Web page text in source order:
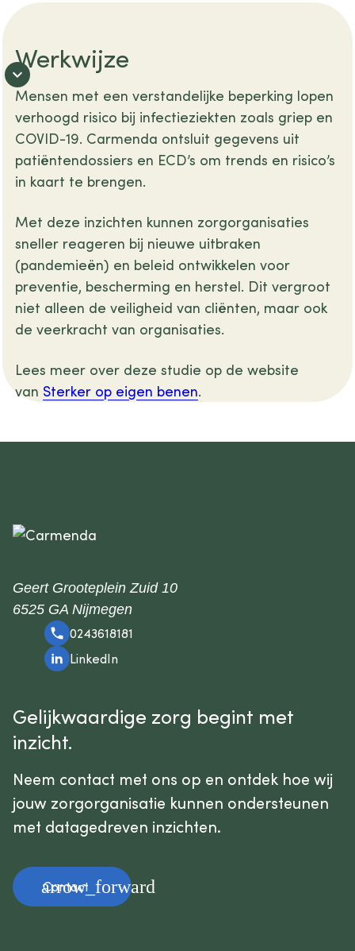
Werkwijze
Mensen met een verstandelijke beperking lopen
verhoogd risico bij infectieziekten zoals griep en
COVID-19. Carmenda ontsluit gegevens uit
patiëntendossiers en ECD’s om trends en risico’s
in kaart te brengen.
Met deze inzichten kunnen zorgorganisaties
sneller reageren bij nieuwe uitbraken
(pandemieën) en beleid ontwikkelen voor
preventie, bescherming en herstel. Dit vergroot
niet alleen de veiligheid van cliënten, maar ook
de veerkracht van organisaties.
Lees meer over deze studie op de website
van Sterker op eigen benen.
Geert Grooteplein Zuid 10
6525 GA Nijmegen
0243618181
LinkedIn
Gelijkwaardige zorg begint met
inzicht.
Neem contact met ons op en ontdek hoe wij
jouw zorgorganisatie kunnen ondersteunen
met datagedreven inzichten.
arrow_forward
Contact